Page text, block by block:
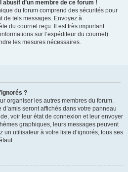
d’un membre de ce forum !
du forum comprend des sécurités pour
de tels messages. Envoyez à
du courriel reçu. Il est très important
sur l’expéditeur du courriel).
les mesures nécessaires.
?
organiser les autres membres du forum.
seront affichés dans votre panneau
voir leur état de connexion et leur envoyer
graphiques, leurs messages peuvent
un utilisateur à votre liste d’ignorés, tous ses